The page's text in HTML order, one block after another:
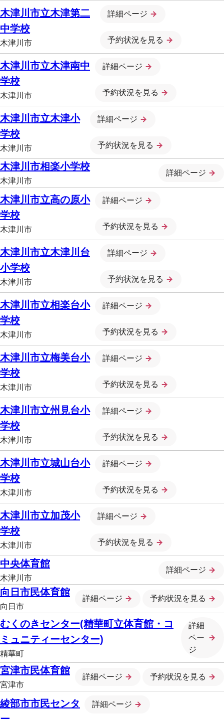
木津川市立木津第二
中学校
木津川市
詳細ページ
予約状況を見る
木津川市立木津南中
学校
木津川市
詳細ページ
予約状況を見る
木津川市立木津小
学校
木津川市
詳細ページ
予約状況を見る
木津川市相楽小学校
木津川市
詳細ページ
木津川市立高の原小
学校
木津川市
詳細ページ
予約状況を見る
木津川市立木津川台
小学校
木津川市
詳細ページ
予約状況を見る
木津川市立相楽台小
学校
木津川市
詳細ページ
予約状況を見る
木津川市立梅美台小
学校
木津川市
詳細ページ
予約状況を見る
木津川市立州見台小
学校
木津川市
詳細ページ
予約状況を見る
木津川市立城山台小
学校
木津川市
詳細ページ
予約状況を見る
木津川市立加茂小
学校
木津川市
詳細ページ
予約状況を見る
中央体育館
木津川市
詳細ページ
向日市民体育館
向日市
詳細ページ 予約状況を見る
むくのきセンター(精華町立体育館・コ
ミュニティーセンター)
精華町
詳細
ペー
ジ
宮津市民体育館
宮津市
詳細ページ 予約状況を見る
綾部市市民センタ
詳細ページ